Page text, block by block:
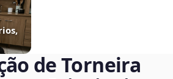
de Torneira